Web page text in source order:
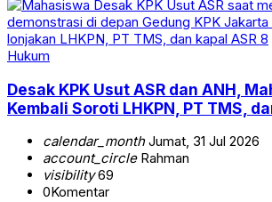
Hukum
Desak KPK Usut ASR dan ANH,
Kembali Soroti LHKPN, PT TMS,
calendar_monthJumat, 31 Jul 2026
account_circleRahman
visibility69
0Komentar